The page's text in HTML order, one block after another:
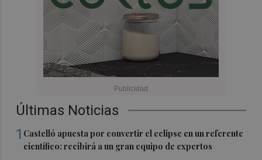
Últimas Noticias
1 Castelló apuesta por convertir el eclipse en un referente
científico: recibirá a un gran equipo de expertos